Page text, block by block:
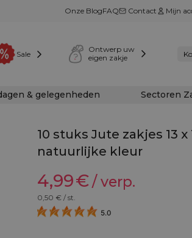
Onze BlogFAQ Contact Mijn
Sale
Ontwerp uw
eigen zakje
& gelegenheden Sectoren
10 stuks Jute zakjes 13 x
natuurlijke kleur
4,99€/ verp.
0,50 € / st.
5.0